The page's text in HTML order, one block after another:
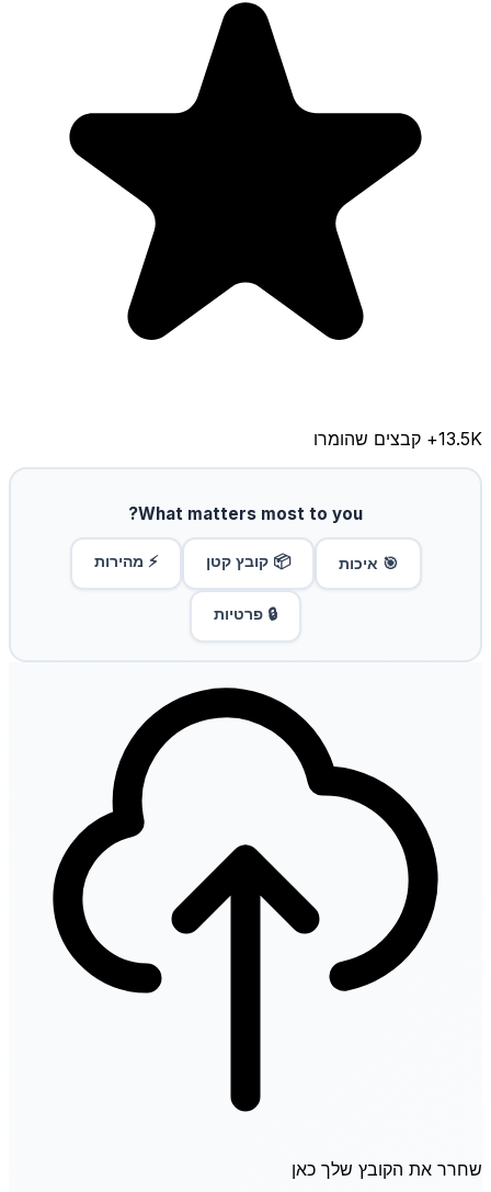
13.5K+ קבצים שהומרו
What matters most to you?
🎯 איכות 📦 קובץ קטן ⚡ מהירות
🔒 פרטיות
שחרר את הקובץ שלך כאן